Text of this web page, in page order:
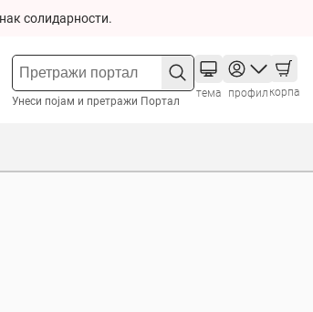
солидарности.
Унеси појам и претражи Портал
тема профил корпа